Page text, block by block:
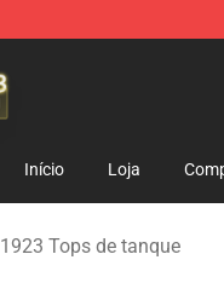
Início Loja
1923 Tops de tanque